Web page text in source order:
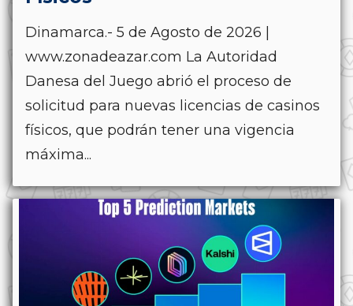
Dinamarca.- 5 de Agosto de 2026 |
www.zonadeazar.com La Autoridad
Danesa del Juego abrió el proceso de
solicitud para nuevas licencias de casinos
físicos, que podrán tener una vigencia
máxima...